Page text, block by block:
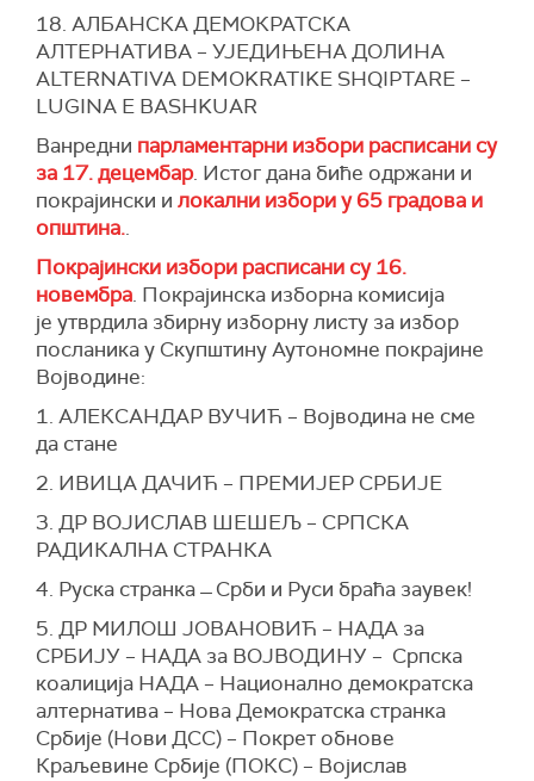
18. АЛБАНСКА ДЕМОКРАТСКА
АЛТЕРНАТИВА – УЈЕДИЊЕНА ДОЛИНА
ALTERNATIVA DEMOKRATIKE SHQIPTARE –
LUGINA E BASHKUAR
Ванредни парламентарни избори расписани су
за 17. децембар. Истог дана биће одржани и
покрајински и локални избори у 65 градова и
општина..
Покрајински избори расписани су 16.
новембра. Покрајинска изборна комисија
је утврдила збирну изборну листу за избор
посланика у Скупштину Аутономне покрајине
Војводине:
1. АЛЕКСАНДАР ВУЧИЋ – Војводина не сме
да стане
2. ИВИЦА ДАЧИЋ – ПРЕМИЈЕР СРБИЈЕ
3. ДР ВОЈИСЛАВ ШЕШЕЉ – СРПСКА
РАДИКАЛНА СТРАНКА
4. Руска странка ̶ Срби и Руси браћа заувек!
5. ДР МИЛОШ ЈОВАНОВИЋ – НАДА за
СРБИЈУ – НАДА за ВОЈВОДИНУ – Српска
коалиција НАДА – Национално демократска
алтернатива – Нова Демократска странка
Србије (Нови ДСС) – Покрет обнове
Краљевине Србије (ПОКС) – Војислав